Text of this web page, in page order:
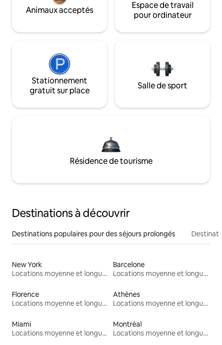
Animaux acceptés
Espace de travail
pour ordinateur
Stationnement
gratuit sur place
Salle de sport
Résidence de tourisme
Destinations à découvrir
Destinations populaires pour des séjours prolongés
New York
Locations moyenne et longue durée
Barcelone
Locations moyenne et longue durée
Florence
Locations moyenne et longue durée
Athènes
Locations moyenne et longue durée
Miami
Locations moyenne et longue durée
Montréal
Locations moyenne et longue durée